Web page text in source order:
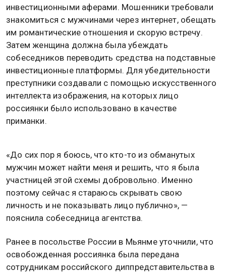
инвестиционными аферами. Мошенники требовали
знакомиться с мужчинами через интернет, обещать
им романтические отношения и скорую встречу.
Затем женщина должна была убеждать
собеседников переводить средства на подставные
инвестиционные платформы. Для убедительности
преступники создавали с помощью искусственного
интеллекта изображения, на которых лицо
россиянки было использовано в качестве
приманки.
«До сих пор я боюсь, что кто-то из обманутых
мужчин может найти меня и решить, что я была
участницей этой схемы добровольно. Именно
поэтому сейчас я стараюсь скрывать свою
личность и не показывать лицо публично», —
пояснила собеседница агентства.
Ранее в посольстве России в Мьянме уточнили, что
освобожденная россиянка была передана
сотрудникам российского диппредставительства в